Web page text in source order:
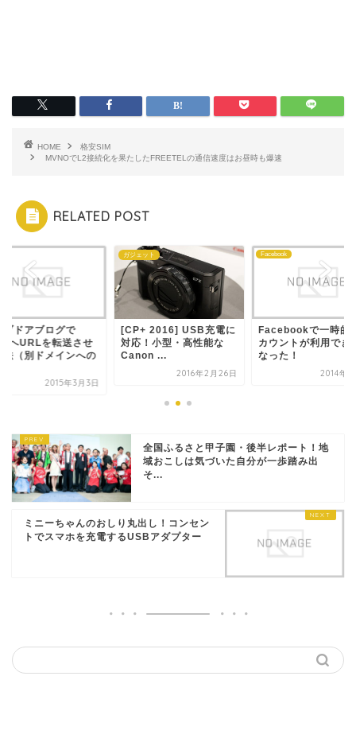
HOME
格安SIM
MVNOでL2接続化を果たしたFREETELの通信速度はお昼時も爆速
RELATED POST
ブログで
を転送させ
ドメインへの
2015年3月3日
ガジェット
[CP+ 2016] USB充電に
対応！小型・高性能な
Canon ...
2016年2月26日
Facebook
Facebookで一時的にア
カウントが利用できなく
なった！
2014年4月8日
全国ふるさと甲子園・後半レポート！地
域おこしは気づいた自分が一歩踏み出
そ...
ミニーちゃんのおしり丸出し！コンセン
トでスマホを充電するUSBアダプター